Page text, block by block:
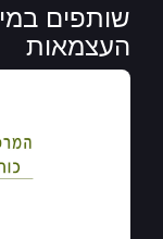
שותפים
העצמאות